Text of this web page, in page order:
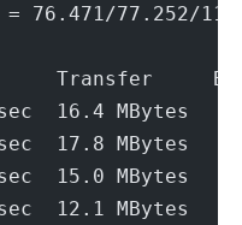
76.471/77.252/
Transfer
16.4
17.8 MBytes
15.0 MBytes
12.1